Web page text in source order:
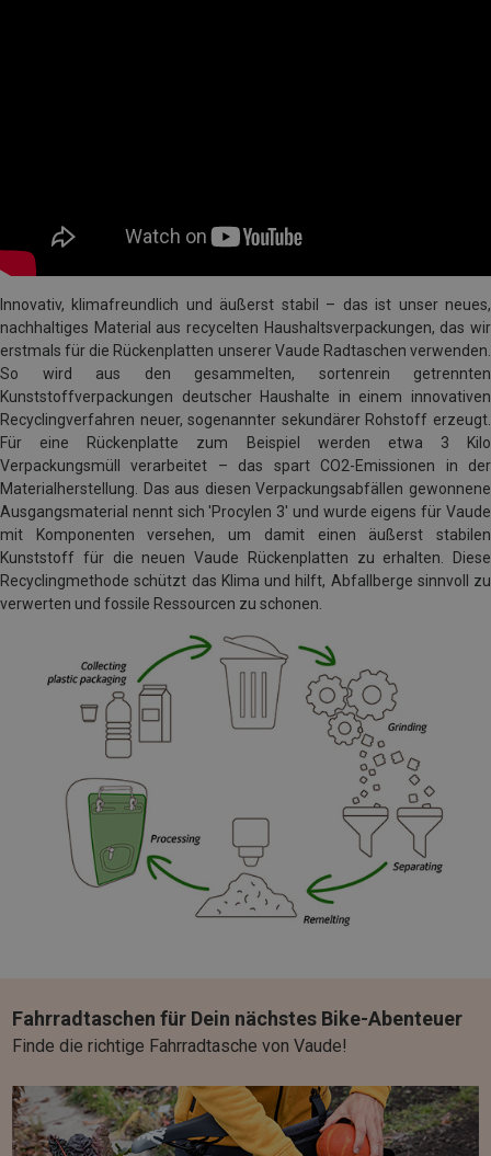
Innovativ, klimafreundlich und äußerst stabil – das ist unser neues,
nachhaltiges Material aus recycelten Haushaltsverpackungen, das wir
erstmals für die Rückenplatten unserer Vaude Radtaschen verwenden.
So wird aus den gesammelten, sortenrein getrennten
Kunststoffverpackungen deutscher Haushalte in einem innovativen
Recyclingverfahren neuer, sogenannter sekundärer Rohstoff erzeugt.
Für eine Rückenplatte zum Beispiel werden etwa 3 Kilo
Verpackungsmüll verarbeitet – das spart CO2-Emissionen in der
Materialherstellung. Das aus diesen Verpackungsabfällen gewonnene
Ausgangsmaterial nennt sich 'Procylen 3' und wurde eigens für Vaude
mit Komponenten versehen, um damit einen äußerst stabilen
Kunststoff für die neuen Vaude Rückenplatten zu erhalten. Diese
Recyclingmethode schützt das Klima und hilft, Abfallberge sinnvoll zu
verwerten und fossile Ressourcen zu schonen.
Fahrradtaschen für Dein nächstes Bike-Abenteuer
Finde die richtige Fahrradtasche von Vaude!